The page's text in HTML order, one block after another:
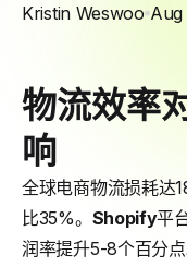
Kristin Weswoo Aug
物流效率
响
全球电商物流损耗达
比35%。 Shopify平
润率提升5-8个百分